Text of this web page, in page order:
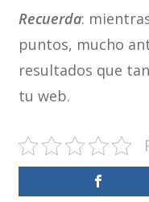
Recuerda:
puntos, mucho
resultados que
tu web.